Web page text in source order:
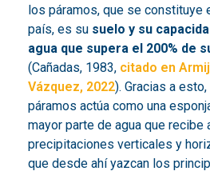
los páramos, que se constituye
país, es su suelo y su
agua que supera el 200% de
(Cañadas, 1983, citado en
Vázquez, 2022). Gracias a
páramos actúa como una
mayor parte de agua que recibe
precipitaciones verticales y
que desde ahí yazcan los